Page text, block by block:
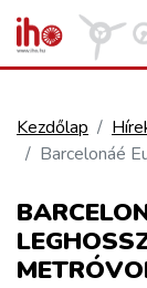
VASÚT
KÖZÚT
Kezdőlap
Barcelonáé